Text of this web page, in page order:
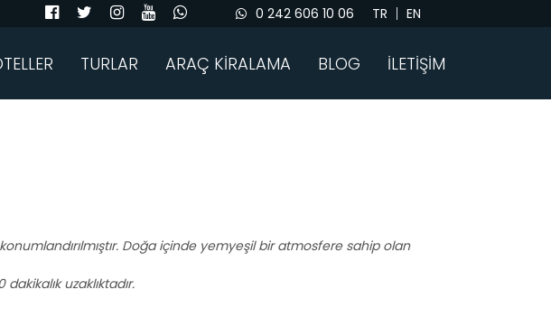
0 242 606 10 06 TR EN
TURLAR ARAÇ KİRALAMA BLOG İLETİŞİM
Doğa içinde yemyeşil bir atmosfere sahip olan
uzaklıktadır.